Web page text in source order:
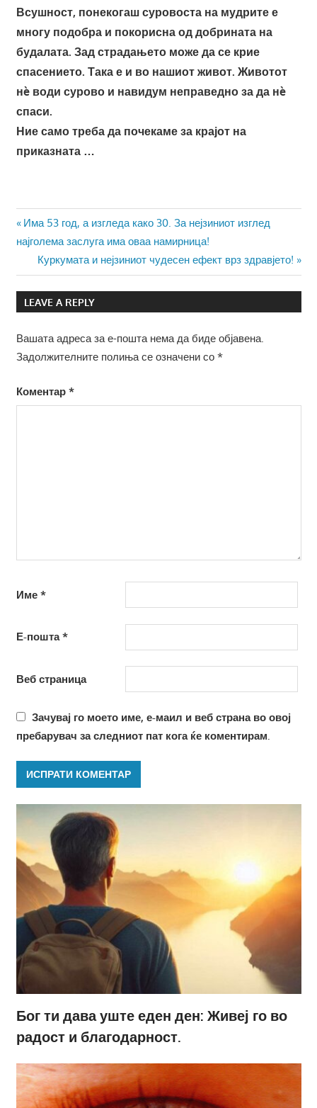
Всушност, понекогаш суровоста на мудрите е
многу подобра и покорисна од добрината на
будалата. Зад страдањето може да се крие
спасението. Така е и во нашиот живот. Животот
нè води сурово и навидум неправедно за да нè
спаси.
Ние само треба да почекаме за крајот на
приказната …
Навигација
на
напис
Previous
Post:
Има 53 год, а изгледа како 30. За нејзиниот изглед
најголема заслуга има оваа намирница!
Next
Post:
Куркумата и нејзиниот чудесен ефект врз здравјето!
LEAVE A REPLY
Вашата адреса за е-пошта нема да биде објавена.
Задолжителните полиња се означени со *
Коментар *
Име *
Е-пошта*
Веб страница
Зачувај го моето име, е-маил и веб страна во овој
пребарувач за следниот пат кога ќе коментирам.
Бог ти дава уште еден ден: Живеј го во
радост и благодарност.